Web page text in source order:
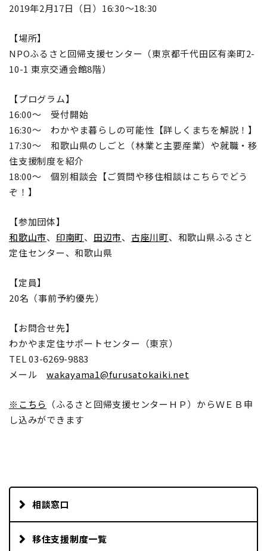
2019年2月17日（日）16:30～18:30
【場所】
NPOふるさと回帰支援センター（東京都千代田区有楽町2-
10-1 東京交通会館8階）
【プログラム】
16:00～ 受付開始
16:30～ わかやま暮らしの可能性【詳しくまちを解説！】
17:30～ 和歌山県のしごと（林業と主要産業）や就職・移
住支援制度を紹介
18:00～ 個別相談会【ご質問や移住相談はこちらでどう
ぞ！】
【参加団体】
和歌山市、 印南町、 田辺市、 古座川町、和歌山県ふるさと
定住センター、和歌山県
【定員】
20名（事前予約優先）
【お問合せ先】
わかやま定住サポートセンター（東京）
TEL 03-6269-9883
メール wakayama1@furusatokaiki.net
※こちら
（ふるさと回帰支援センターＨＰ）からＷＥＢ申
し込みができます
相談窓口
移住支援制度一覧